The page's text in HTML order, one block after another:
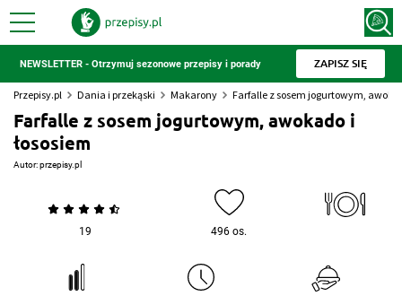
NEWSLETTER - Otrzymuj sezonowe przepisy i porady ZAPISZ SIĘ
Przepisy.pl Dania i przekąski Makarony Farfalle z sosem jogurtowym,
Farfalle z sosem jogurtowym, awokado i
łososiem
Autor:przepisy.pl
19 496 os.